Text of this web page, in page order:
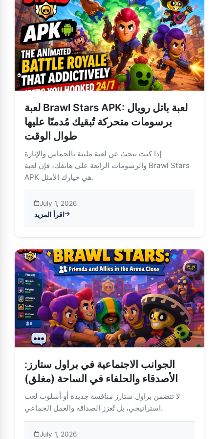
لعبة Brawl Stars APK: لعبة باتل رويال
برسومات متحركة تُبقيك مُدمنًا عليها
طوال الوقت
إذا كنت تبحث عن لعبة مليئة بالحماس والإثارة
والرسومات الرائعة على هاتفك، فإن لعبة Brawl Stars
APK هي خيارك الأمثل.
July 1, 2026
اقرأ المزيد
الجوانب الاجتماعية في براول ستارز:
الأصدقاء والحلفاء في الساحة (مغلق)
لا تتضمن براول ستارز منافسة جديدة أو أسلوب لعب
استراتيجي، بل تُعزز الصداقة والعمل الجماعي.
July 1, 2026